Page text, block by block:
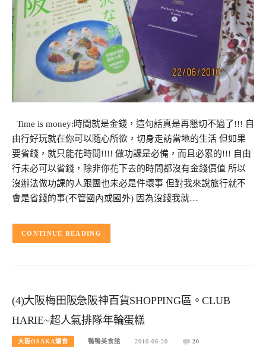
Time is money:時間就是金錢，這句話真是再懇切不過了!!! 自
由行好玩就在你可以隨心所欲，切身走訪當地的生活 但如果
要省錢，就只能花時間!!!! 做功課是必備，而且必累的!!! 自由
行未必可以省錢，除非你花下去的時間都沒有金錢價值 所以
沒辦法做功課的人跟團也未必是件壞事 但對我來說旅行就不
會是省錢的事(不管國內或國外) 因為沒錢我就…
CONTINUE READING
(4)大阪梅田阪急阪神百貨SHOPPING區。CLUB
HARIE~超人氣排隊年輪蛋糕
大阪OSAKA爆食 鴨鴨美食館 2010-06-20 20